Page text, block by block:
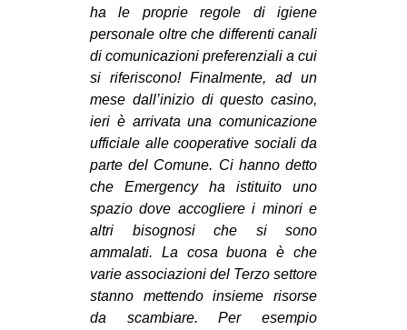
ha le proprie regole di igiene
personale oltre che differenti canali
di comunicazioni preferenziali a cui
si riferiscono! Finalmente, ad un
mese dall’inizio di questo casino,
ieri è arrivata una comunicazione
ufficiale alle cooperative sociali da
parte del Comune. Ci hanno detto
che Emergency ha istituito uno
spazio dove accogliere i minori e
altri
bisognosi che si sono
ammalati. La cosa buona è che
varie associazioni del Terzo settore
stanno mettendo insieme risorse
da scambiare. Per esempio